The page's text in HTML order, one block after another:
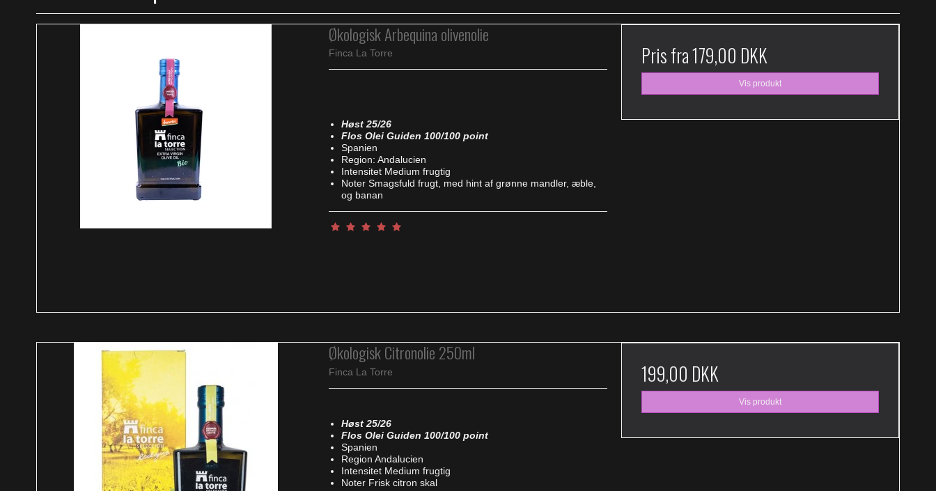
Økologisk Arbequina olivenolie
Finca La Torre
Høst 25/26
Flos Olei Guiden 100/100 point
Spanien
Region: Andalucien
Intensitet Medium frugtig
Noter Smagsfuld frugt, med hint af grønne mandler, æble,
og banan
Pris fra179,00 DKK
Vis produkt
Økologisk Citronolie 250ml
Finca La Torre
Høst 25/26
Flos Olei Guiden 100/100 point
Spanien
Region Andalucien
Intensitet Medium frugtig
Noter Frisk citron skal
199,00 DKK
Vis produkt